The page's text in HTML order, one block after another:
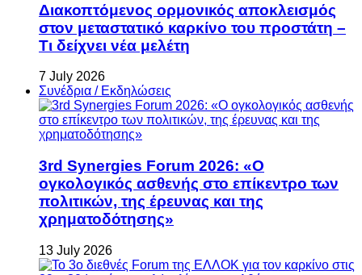
Διακοπτόμενος ορμονικός αποκλεισμός
στον μεταστατικό καρκίνο του προστάτη –
Τι δείχνει νέα μελέτη
7 July 2026
Συνέδρια / Εκδηλώσεις
3rd Synergies Forum 2026: «Ο
ογκολογικός ασθενής στο επίκεντρο των
πολιτικών, της έρευνας και της
χρηματοδότησης»
13 July 2026